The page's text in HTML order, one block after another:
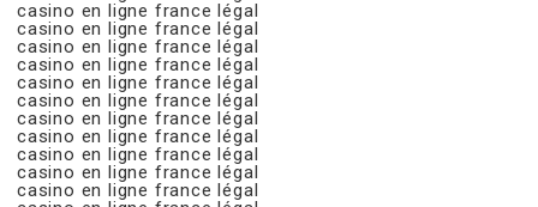
casino en ligne france légal
casino en ligne france légal
casino en ligne france légal
casino en ligne france légal
casino en ligne france légal
casino en ligne france légal
casino en ligne france légal
casino en ligne france légal
casino en ligne france légal
casino en ligne france légal
casino en ligne france légal